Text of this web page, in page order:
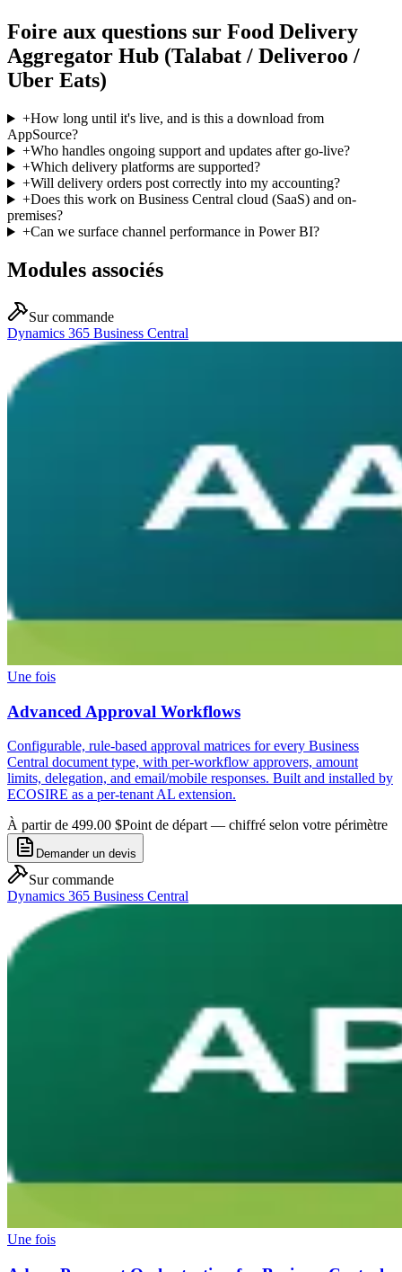
Foire aux questions sur Food Delivery
Aggregator Hub (Talabat / Deliveroo /
Uber Eats)
+How long until it's live, and is this a download from
AppSource?
+Who handles ongoing support and updates after go-live?
+Which delivery platforms are supported?
+Will delivery orders post correctly into my accounting?
+Does this work on Business Central cloud (SaaS) and on-
premises?
+Can we surface channel performance in Power BI?
Modules associés
Sur commande
Dynamics 365 Business Central
Une fois
Advanced Approval Workflows
Configurable, rule-based approval matrices for every Business
Central document type, with per-workflow approvers, amount
limits, delegation, and email/mobile responses. Built and installed by
ECOSIRE as a per-tenant AL extension.
À partir de 499.00 $Point de départ — chiffré selon votre périmètre
Demander un devis
Sur commande
Dynamics 365 Business Central
Une fois